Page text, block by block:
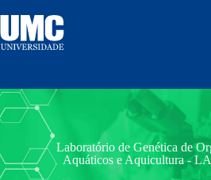
Laboratório de Genética de
Aquáticos e Aquicultura -